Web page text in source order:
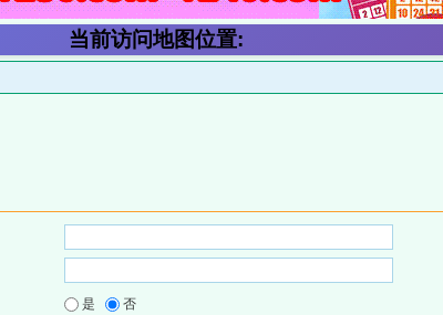
当前访问地图位置:
是 否